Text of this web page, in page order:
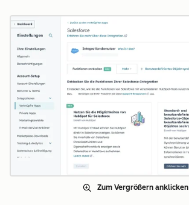
Zum Vergrößern anklicken